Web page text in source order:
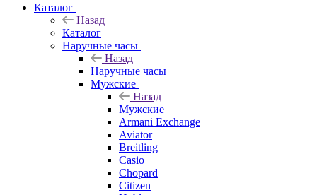
Каталог
Назад
Каталог
Наручные часы
Назад
Наручные часы
Мужские
Назад
Мужские
Armani Exchange
Aviator
Breitling
Casio
Chopard
Citizen